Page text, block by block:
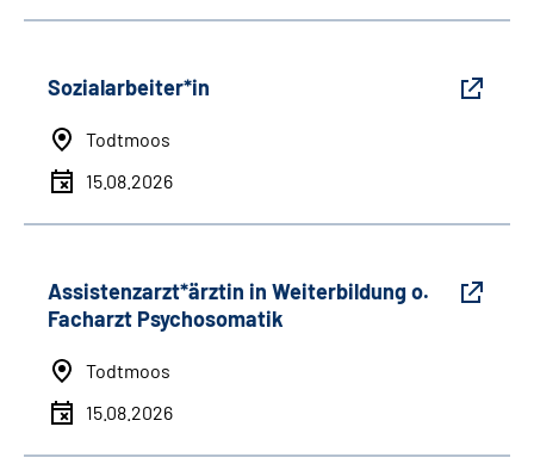
Sozialarbeiter*in
Todtmoos
15.08.2026
Assistenzarzt*ärztin in Weiterbildung o.
Facharzt Psychosomatik
Todtmoos
15.08.2026